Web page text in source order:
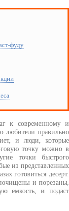
фуду
к современному и
любители правильно
и люди, которые
точку можно в
точки быстрого
из представленных
готовиться десерт.
и порезаны,
емкость, и подаст